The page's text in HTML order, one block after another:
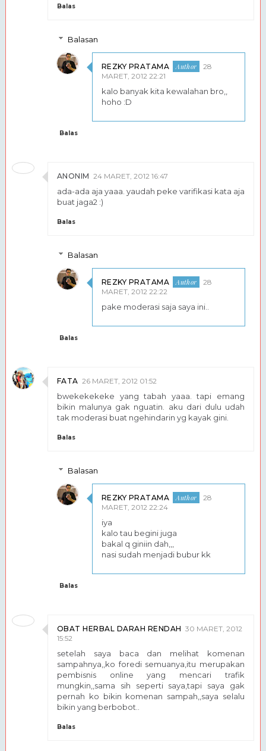
Balas
Balasan
REZKY PRATAMA
28
MARET, 2012 22:21
kalo banyak kita kewalahan bro,,
hoho :D
Balas
ANONIM 24 MARET, 2012 16:47
ada-ada aja yaaa. yaudah peke varifikasi kata aja
buat jaga2 :)
Balas
Balasan
REZKY PRATAMA
28
MARET, 2012 22:22
pake moderasi saja saya ini..
Balas
FATA 26 MARET, 2012 01:52
bwekekekeke yang tabah yaaa. tapi emang
bikin malunya gak nguatin. aku dari dulu udah
tak moderasi buat ngehindarin yg kayak gini.
Balas
Balasan
REZKY PRATAMA
28
MARET, 2012 22:24
iya
kalo tau begini juga
bakal q giniin dah,,,
nasi sudah menjadi bubur kk
Balas
OBAT HERBAL DARAH RENDAH 30 MARET, 2012
15:52
setelah saya baca dan melihat komenan
sampahnya,,ko foredi semuanya,itu merupakan
pembisnis online yang mencari trafik
mungkin,,sama sih seperti saya,tapi saya gak
pernah ko bikin komenan sampah,,saya selalu
bikin yang berbobot..
Balas